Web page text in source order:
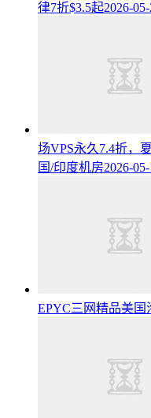
律7折$3.5起2026-
场VPS永久7.4折，
国/印度机房2026-
EPYC三网精品美国